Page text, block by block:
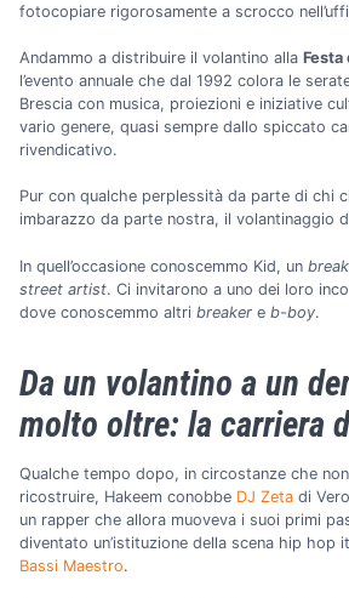
fotocopiare rigorosamente a scrocco
Andammo a distribuire il volantino alla Festa
l’evento annuale che dal 1992 colora le
Brescia con musica, proiezioni e iniziative
vario genere, quasi sempre dallo spiccato
rivendicativo.
Pur con qualche perplessità da parte di chi
imbarazzo da parte nostra, il volantinaggio
In quell’occasione conoscemmo Kid, un
street artist. Ci invitarono a uno dei loro
dove conoscemmo altri breaker e b-boy.
Da un volantino a un
molto oltre: la carriera
Qualche tempo dopo, in circostanze che
ricostruire, Hakeem conobbe DJ Zeta di
un rapper che allora muoveva i suoi primi
diventato un’istituzione della scena hip hop
Bassi Maestro.